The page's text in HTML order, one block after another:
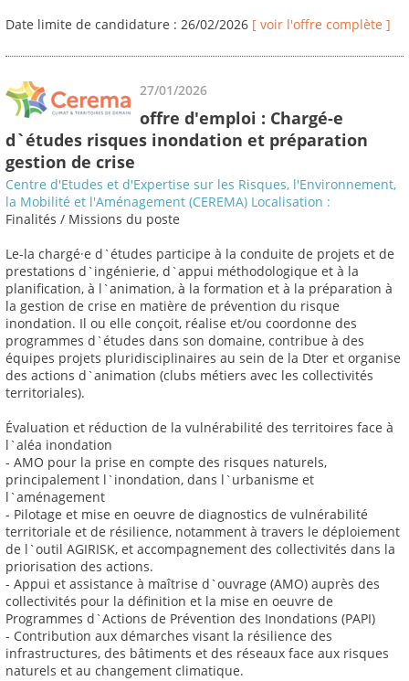
Date limite de candidature : 26/02/2026 [ voir l'offre complète ]
27/01/2026
offre d'emploi : Chargé-e
d`études risques inondation et préparation
gestion de crise
Centre d'Etudes et d'Expertise sur les Risques, l'Environnement,
la Mobilité et l'Aménagement (CEREMA) Localisation :
Finalités / Missions du poste
Le-la chargé·e d`études participe à la conduite de projets et de
prestations d`ingénierie, d`appui méthodologique et à la
planification, à l`animation, à la formation et à la préparation à
la gestion de crise en matière de prévention du risque
inondation. Il ou elle conçoit, réalise et/ou coordonne des
programmes d`études dans son domaine, contribue à des
équipes projets pluridisciplinaires au sein de la Dter et organise
des actions d`animation (clubs métiers avec les collectivités
territoriales).
Évaluation et réduction de la vulnérabilité des territoires face à
l`aléa inondation
- AMO pour la prise en compte des risques naturels,
principalement l`inondation, dans l`urbanisme et
l`aménagement
- Pilotage et mise en oeuvre de diagnostics de vulnérabilité
territoriale et de résilience, notamment à travers le déploiement
de l`outil AGIRISK, et accompagnement des collectivités dans la
priorisation des actions.
- Appui et assistance à maîtrise d`ouvrage (AMO) auprès des
collectivités pour la définition et la mise en oeuvre de
Programmes d`Actions de Prévention des Inondations (PAPI)
- Contribution aux démarches visant la résilience des
infrastructures, des bâtiments et des réseaux face aux risques
naturels et au changement climatique.